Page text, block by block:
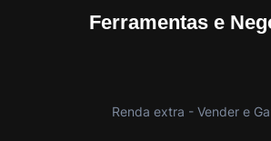
Ferramentas e
Renda extra - Vender e